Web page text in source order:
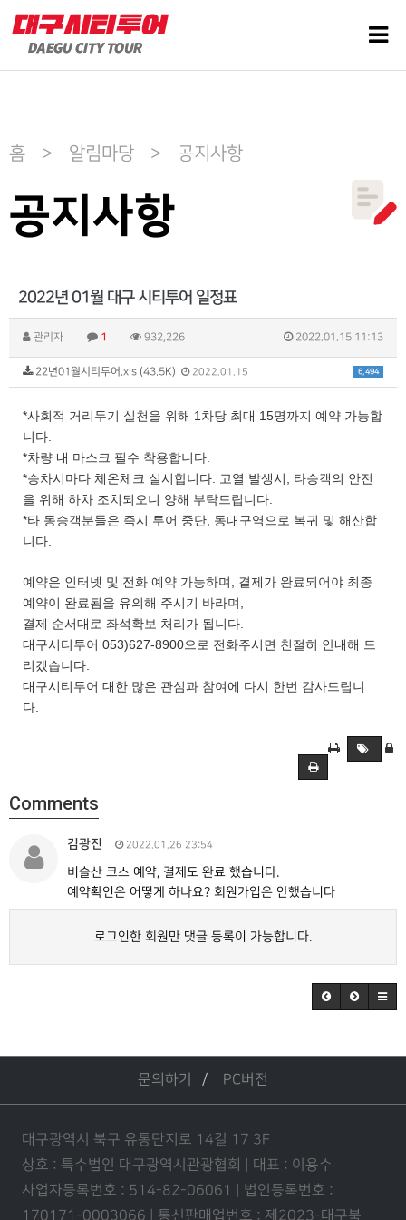
홈 > 알림마당 > 공지사항
공지사항
2022년 01월 대구 시티투어 일정표
관리자 1 932,226 2022.01.15 11:13
6,494
22년01월시티투어.xls (43.5K) 2022.01.15
*사회적 거리두기 실천을 위해 1차당 최대 15명까지 예약 가능합
니다.
*차량 내 마스크 필수 착용합니다.
*승차시마다 체온체크 실시합니다. 고열 발생시, 타승객의 안전
을 위해 하차 조치되오니 양해 부탁드립니다.
*타 동승객분들은 즉시 투어 중단, 동대구역으로 복귀 및 해산합
니다.
예약은 인터넷 및 전화 예약 가능하며, 결제가 완료되어야 최종
예약이 완료됨을 유의해 주시기 바라며,
결제 순서대로 좌석확보 처리가 됩니다.
대구시티투어 053)627-8900으로 전화주시면 친절히 안내해 드
리겠습니다.
대구시티투어 대한 많은 관심과 참여에 다시 한번 감사드립니
다.
Comments
김광진 2022.01.26 23:54
비슬산 코스 예약, 결제도 완료 했습니다.
예약확인은 어떻게 하나요? 회원가입은 안했습니다
로그인한 회원만 댓글 등록이 가능합니다.
문의하기 PC버전
대구광역시 북구 유통단지로 14길 17 3F
상호 : 특수법인 대구광역시관광협회 | 대표 : 이용수
사업자등록번호 : 514-82-06061 | 법인등록번호 :
170171-0003066 | 통신판매업번호 : 제2023-대구북